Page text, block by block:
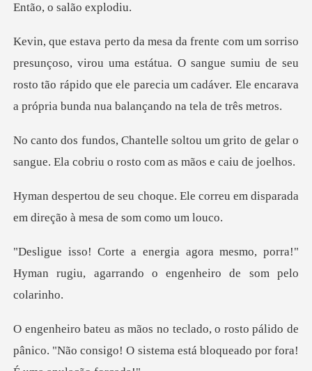
salão e
uma estátua. O sangue sumiu de seu
rosto tão rápido que ele parecia um ca
um grito de gelar o
sangue. Ela cobriu
Ele correu em disparada
em dire
mesmo, porra!"
Hyman rugiu, agarrand
pálido de
pânico. "Não consigo! O sistema est